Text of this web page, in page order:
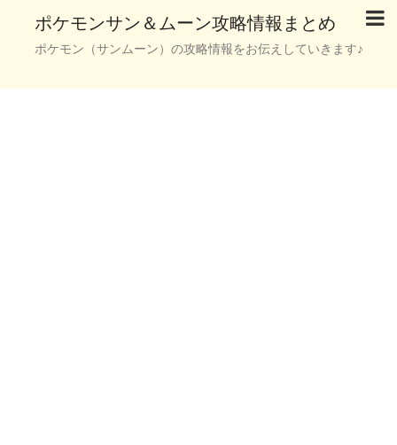
ポケモンサン＆ムーン攻略情報まとめ
ポケモン（サンムーン）の攻略情報をお伝えしていきます♪